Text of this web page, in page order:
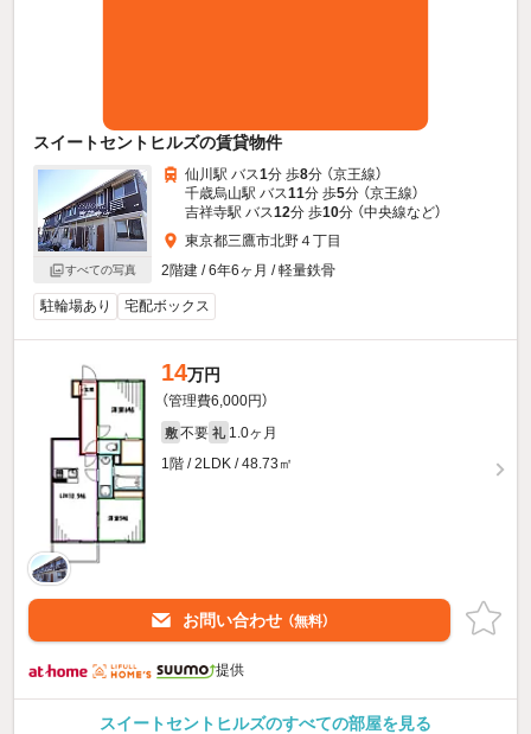
スイートセントヒルズの賃貸物件
すべての写真
仙川駅 バス1分 歩8分 （京王線）
千歳烏山駅 バス11分 歩5分 （京王線）
吉祥寺駅 バス12分 歩10分 （中央線など）
東京都三鷹市北野４丁目
2階建 / 6年6ヶ月 / 軽量鉄骨
駐輪場あり 宅配ボックス
14万円
（管理費6,000円）
敷 不要 礼 1.0ヶ月
1階 / 2LDK / 48.73㎡
お問い合わせ （無料）
提供
スイートセントヒルズのすべての部屋を見る